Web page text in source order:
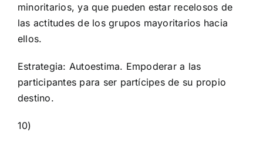
minoritarios, ya que pueden estar recelosos de
las actitudes de los grupos mayoritarios hacia
ellos.
Estrategia: Autoestima. Empoderar a las
participantes para ser partícipes de su propio
destino.
10)